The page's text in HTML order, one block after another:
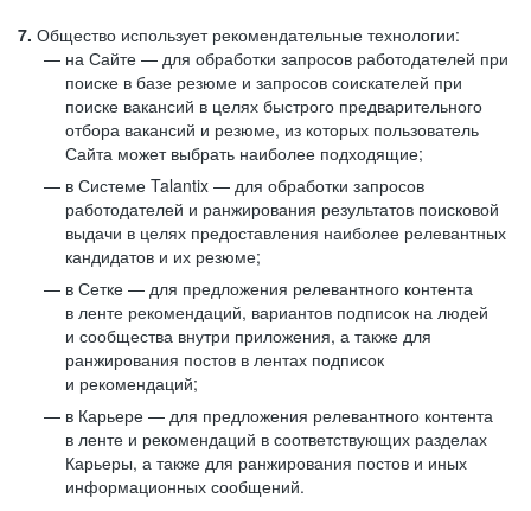
7. Общество использует рекомендательные технологии:
на Сайте — для обработки запросов работодателей при
поиске в базе резюме и запросов соискателей при
поиске вакансий в целях быстрого предварительного
отбора вакансий и резюме, из которых пользователь
Сайта может выбрать наиболее подходящие;
в Системе Talantix — для обработки запросов
работодателей и ранжирования результатов поисковой
выдачи в целях предоставления наиболее релевантных
кандидатов и их резюме;
в Сетке — для предложения релевантного контента
в ленте рекомендаций, вариантов подписок на людей
и сообщества внутри приложения, а также для
ранжирования постов в лентах подписок
и рекомендаций;
в Карьере — для предложения релевантного контента
в ленте и рекомендаций в соответствующих разделах
Карьеры, а также для ранжирования постов и иных
информационных сообщений.